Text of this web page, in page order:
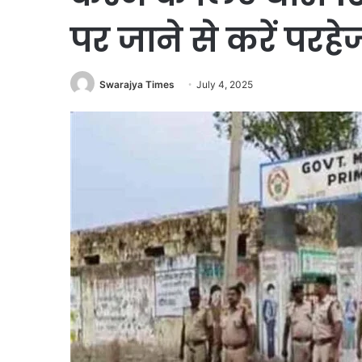
पर जाने से करें
Swarajya Times July 4, 2025